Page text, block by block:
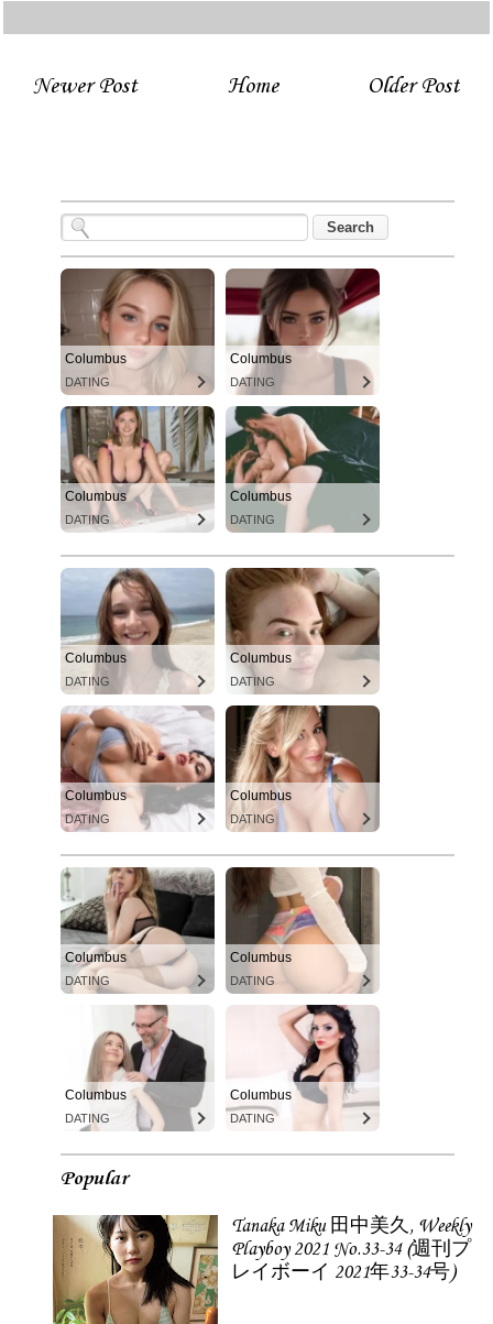
Newer Post Older Post
Home
Columbus
DATING
Columbus
DATING
Columbus
DATING
Columbus
DATING
Columbus
DATING
Columbus
DATING
Columbus
DATING
Columbus
DATING
Columbus
DATING
Columbus
DATING
Columbus
DATING
Columbus
DATING
Popular
Tanaka Miku 田中美久, Weekly
Playboy 2021 No.33-34 (週刊プ
レイボーイ 2021年33-34号)